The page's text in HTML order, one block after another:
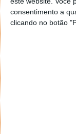
consentimento a
clicando no botão